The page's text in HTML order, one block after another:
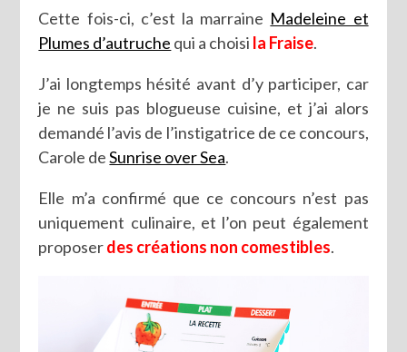
Cette fois-ci, c’est la marraine Madeleine et
Plumes d’autruche qui a choisi la Fraise.
J’ai longtemps hésité avant d’y participer, car
je ne suis pas blogueuse cuisine, et j’ai alors
demandé l’avis de l’instigatrice de ce concours,
Carole deSunrise over Sea.
Elle m’a confirmé que ce concours n’est pas
uniquement culinaire, et l’on peut également
proposerdes créations non comestibles.